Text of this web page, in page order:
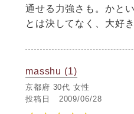
通せる力強さも。かと
とは決してなく、大好
masshu 1
京都府 30代 女性
投稿日
2009/06/28